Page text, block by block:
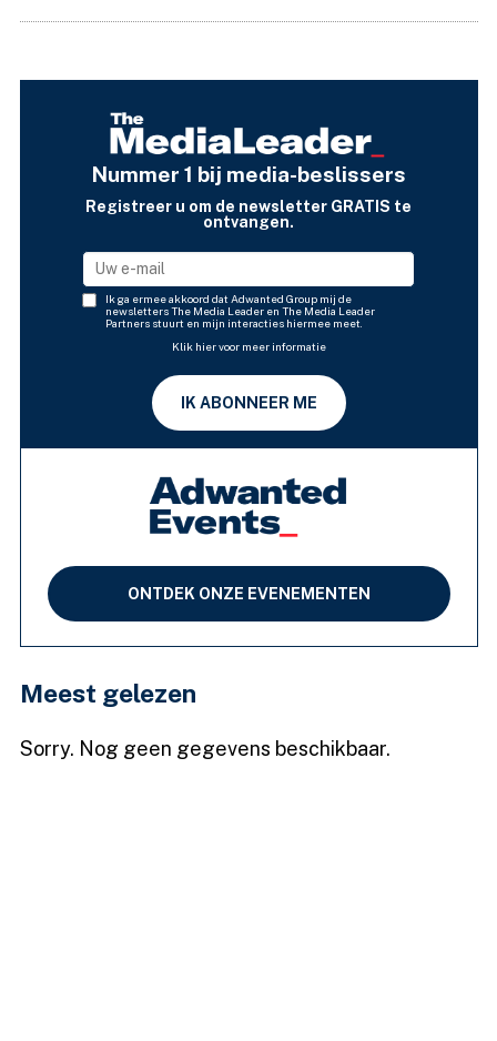
Nummer 1 bij media-beslissers
Registreer u om de newsletter GRATIS te
ontvangen.
Ik ga ermee akkoord dat Adwanted Group mij de
newsletters The Media Leader en The Media Leader
Partners stuurt en mijn interacties hiermee meet.
Klik hier voor meer informatie
IK ABONNEER ME
ONTDEK ONZE EVENEMENTEN
Meest gelezen
Sorry. Nog geen gegevens beschikbaar.